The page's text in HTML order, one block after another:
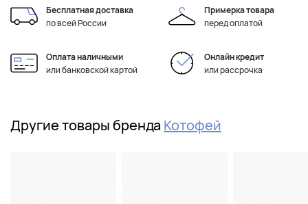
Бесплатная доставка
по всей России
Примерка товара
перед оплатой
Оплата наличными
или банковской картой
Онлайн кредит
или рассрочка
Другие товары бренда Котофей